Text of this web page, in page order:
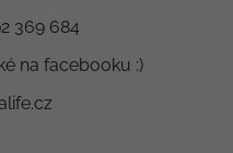
369 684
na facebooku :)